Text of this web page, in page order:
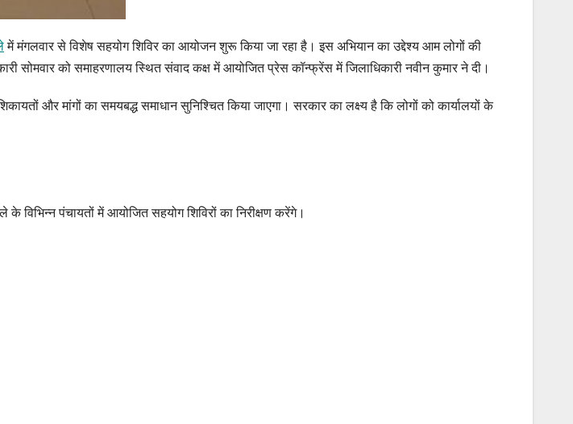
में मंगलवार से विशेष सहयोग शिविर का आयोजन शुरू किया जा रहा है। इस अभियान का उद्देश्य आम लोगों की
सोमवार को समाहरणालय स्थित संवाद कक्ष में आयोजित प्रेस कॉन्फ्रेंस में जिलाधिकारी नवीन कुमार ने दी।
और मांगों का समयबद्ध समाधान सुनिश्चित किया जाएगा। सरकार का लक्ष्य है कि लोगों को कार्यालयों के
विभिन्न पंचायतों में आयोजित सहयोग शिविरों का निरीक्षण करेंगे।